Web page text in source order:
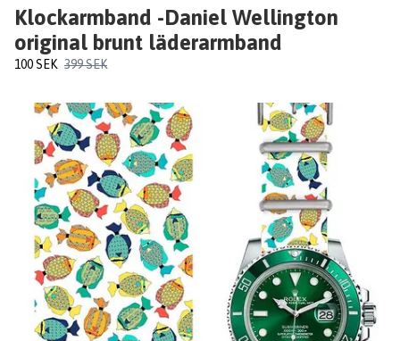
Klockarmband -Daniel Wellington
original brunt läderarmband
100 SEK 399 SEK